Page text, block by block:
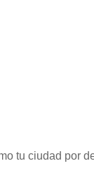
tu ciudad por